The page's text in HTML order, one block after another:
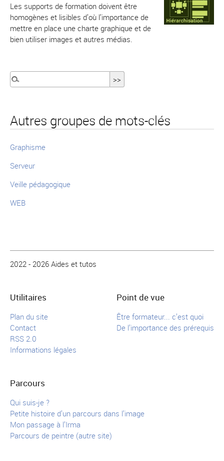
Les supports de formation doivent être
homogènes et lisibles d’où l’importance de
mettre en place une charte graphique et de
bien utiliser images et autres médias.
Autres groupes de mots-clés
Graphisme
Serveur
Veille pédagogique
WEB
2022 - 2026 Aides et tutos
Utilitaires
Plan du site
Contact
RSS 2.0
Informations légales
Point de vue
Être formateur... c’est quoi
De l’importance des prérequis
Parcours
Qui suis-je ?
Petite histoire d’un parcours dans l’image
Mon passage à l’Irma
Parcours de peintre (autre site)